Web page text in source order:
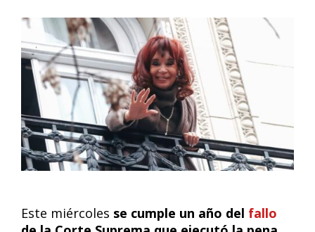
Este miércoles se cumple un año del fallo